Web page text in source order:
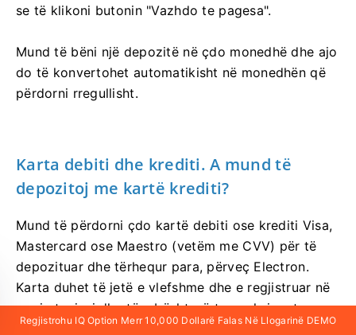
se të klikoni butonin "Vazhdo te pagesa".
Mund të bëni një depozitë në çdo monedhë dhe ajo
do të konvertohet automatikisht në monedhën që
përdorni rregullisht.
Karta debiti dhe krediti. A mund të
depozitoj me kartë krediti?
Mund të përdorni çdo kartë debiti ose krediti Visa,
Mastercard ose Maestro (vetëm me CVV) për të
depozituar dhe tërhequr para, përveç Electron.
Karta duhet të jetë e vlefshme dhe e regjistruar në
emrin tuaj, si dhe të mbështesë transaksionet
ndërkombëtare online.
Regjistrohu IQ Option Merr 10,000 Dollarë Falas Në Llogarinë DEMO